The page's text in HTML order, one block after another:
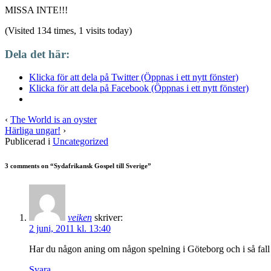
MISSA INTE!!!
(Visited 134 times, 1 visits today)
Dela det här:
Klicka för att dela på Twitter (Öppnas i ett nytt fönster)
Klicka för att dela på Facebook (Öppnas i ett nytt fönster)
‹ The World is an oyster
Härliga ungar! ›
Publicerad i Uncategorized
3 comments on “Sydafrikansk Gospel till Sverige”
veiken skriver:
2 juni, 2011 kl. 13:40
Har du någon aning om någon spelning i Göteborg och i så fall